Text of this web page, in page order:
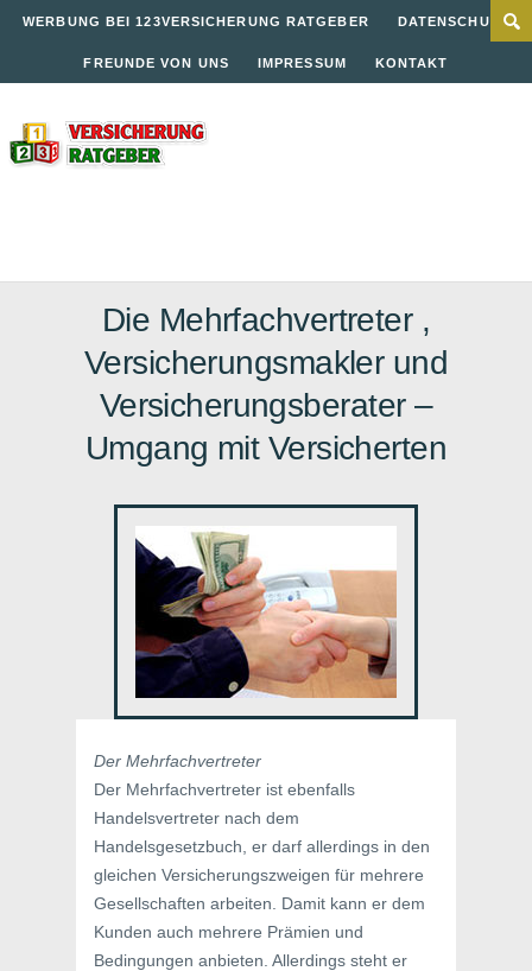
WERBUNG BEI 123VERSICHERUNG RATGEBER DATENSCHUTZ
FREUNDE VON UNS IMPRESSUM KONTAKT
Die Mehrfachvertreter ,
Versicherungsmakler und
Versicherungsberater –
Umgang mit Versicherten
Der Mehrfachvertreter
Der Mehrfachvertreter ist ebenfalls
Handelsvertreter nach dem
Handelsgesetzbuch, er darf allerdings in den
gleichen Versicherungszweigen für mehrere
Gesellschaften arbeiten. Damit kann er dem
Kunden auch mehrere Prämien und
Bedingungen anbieten. Allerdings steht er